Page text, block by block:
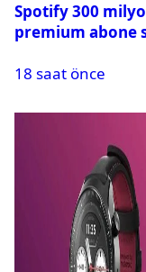
Spotify 300
premium abone
18 saat önce